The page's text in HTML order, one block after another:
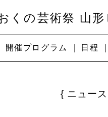
くの芸術祭 山
開催プログラム 日程
ニュース